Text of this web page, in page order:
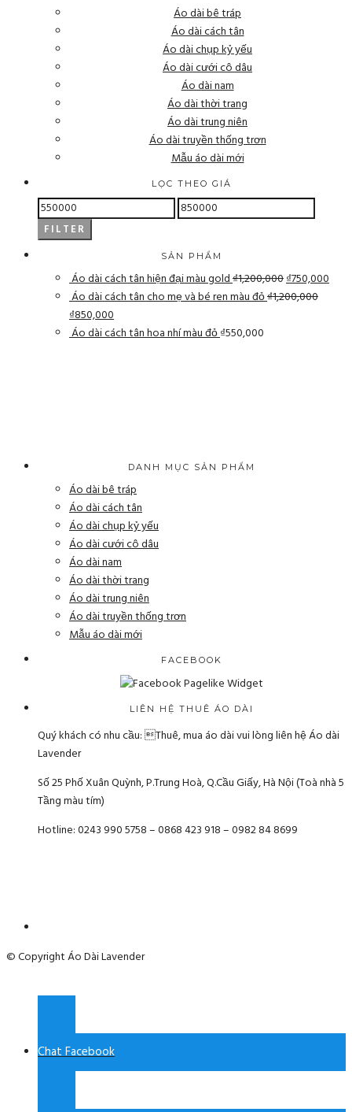
Áo dài bê tráp
Áo dài cách tân
Áo dài chụp kỷ yếu
Áo dài cưới cô dâu
Áo dài nam
Áo dài thời trang
Áo dài trung niên
Áo dài truyền thống trơn
Mẫu áo dài mới
LỌC THEO GIÁ
FILTER
SẢN PHẨM
Áo dài cách tân hiện đại màu gold₫1,200,000₫750,000
Áo dài cách tân cho mẹ và bé ren màu đỏ₫1,200,000
₫850,000
Áo dài cách tân hoa nhí màu đỏ₫550,000
DANH MỤC SẢN PHẨM
Áo dài bê tráp
Áo dài cách tân
Áo dài chụp kỷ yếu
Áo dài cưới cô dâu
Áo dài nam
Áo dài thời trang
Áo dài trung niên
Áo dài truyền thống trơn
Mẫu áo dài mới
FACEBOOK
LIÊN HỆ THUÊ ÁO DÀI
Quý khách có nhu cầu: Thuê, mua áo dài vui lòng liên hệ Áo dài
Lavender
Số 25 Phố Xuân Quỳnh, P.Trung Hoà, Q.Cầu Giấy, Hà Nội (Toà nhà 5
Tầng màu tím)
Hotline: 0243 990 5758 – 0868 423 918 – 0982 84 8699
© Copyright Áo Dài Lavender
Chat Facebook